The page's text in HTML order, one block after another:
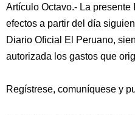
Artículo Octavo.- La
efectos a partir del día
Diario Oficial El Peruano,
autorizada los gastos que
Regístrese, comuníquese y